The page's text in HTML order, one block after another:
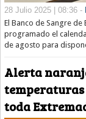
28 Julio 2025 | 08:36 -
El Banco de Sangre de
programado el
de agosto para
Alerta
temperaturas
toda